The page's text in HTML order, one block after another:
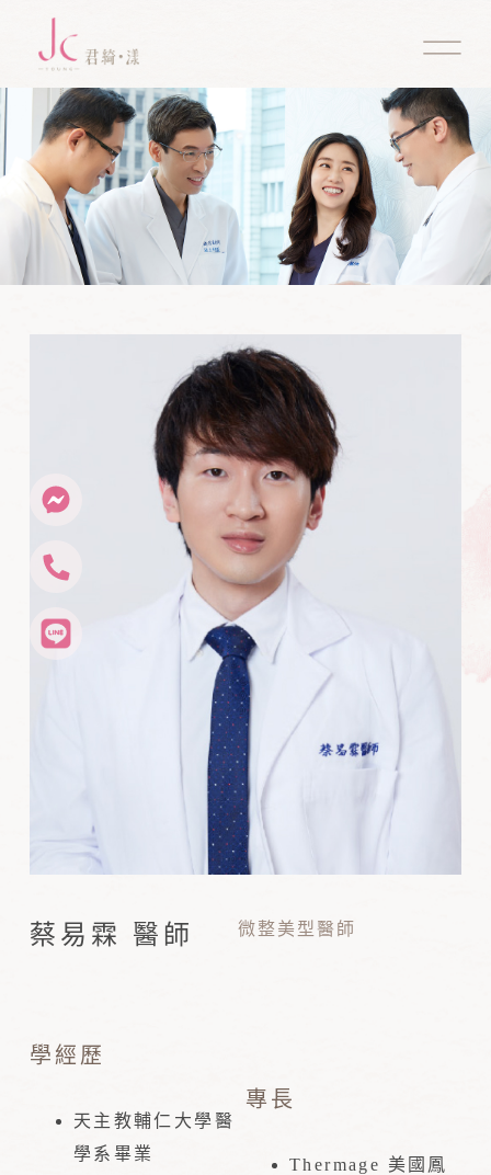
蔡易霖 醫師 微整美型醫師
學經歷
天主教輔仁大學醫
學系畢業
專長
Thermage 美國鳳